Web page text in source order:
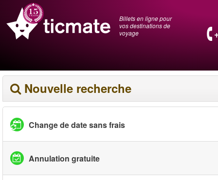
Billets en ligne pour
vos destinations de
voyage
Nouvelle recherche
Change de date sans frais
Annulation gratuite